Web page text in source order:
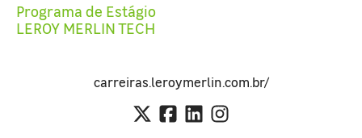
Programa de Estágio
LEROY MERLIN TECH
carreiras.leroymerlin.com.br/